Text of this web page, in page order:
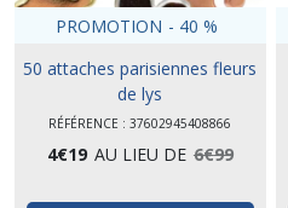
PROMOTION - 40 %
50 attaches parisiennes fleurs
de lys
RÉFÉRENCE : 37602945408866
4€19 AU LIEU DE 6€99